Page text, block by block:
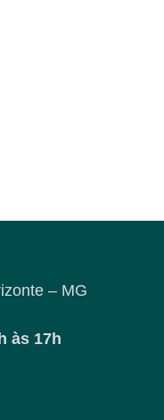
– MG
às 17h